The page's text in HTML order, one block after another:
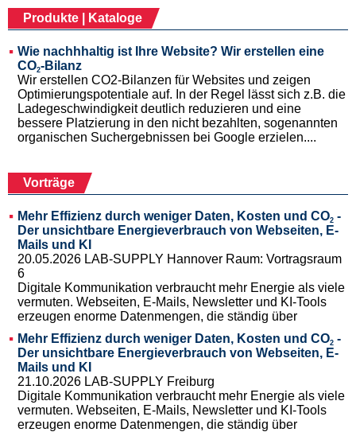
Produkte | Kataloge
Wie nachhhaltig ist Ihre Website? Wir erstellen eine
CO2-Bilanz
Wir erstellen CO2-Bilanzen für Websites und zeigen
Optimierungspotentiale auf. In der Regel lässt sich z.B. die
Ladegeschwindigkeit deutlich reduzieren und eine
bessere Platzierung in den nicht bezahlten, sogenannten
organischen Suchergebnissen bei Google erzielen....
Vorträge
Mehr Effizienz durch weniger Daten, Kosten und CO2 -
Der unsichtbare Energieverbrauch von Webseiten, E-
Mails und KI
20.05.2026 LAB-SUPPLY Hannover Raum: Vortragsraum
6
Digitale Kommunikation verbraucht mehr Energie als viele
vermuten. Webseiten, E-Mails, Newsletter und KI-Tools
erzeugen enorme Datenmengen, die ständig über
Mehr Effizienz durch weniger Daten, Kosten und CO2 -
Der unsichtbare Energieverbrauch von Webseiten, E-
Mails und KI
21.10.2026 LAB-SUPPLY Freiburg
Digitale Kommunikation verbraucht mehr Energie als viele
vermuten. Webseiten, E-Mails, Newsletter und KI-Tools
erzeugen enorme Datenmengen, die ständig über